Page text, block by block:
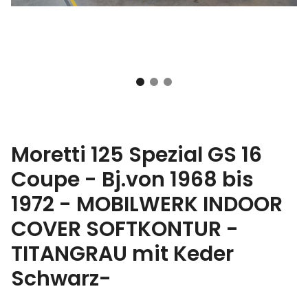
Moretti 125 Spezial GS 16
Coupe - Bj.von 1968 bis
1972 - MOBILWERK INDOOR
COVER SOFTKONTUR -
TITANGRAU mit Keder
Schwarz-